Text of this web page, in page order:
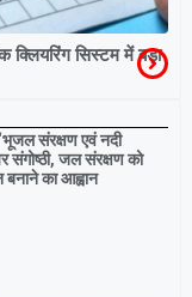
सिस्टम में बड़ा
संरक्षण एवं नदी
संगोष्ठी, जल संरक्षण को
का आह्वान